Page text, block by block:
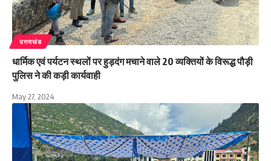
उत्तराखंड
धार्मिक एवं पर्यटन स्थलों पर हुड़दंग मचाने वाले 20 व्यक्तियों के विरूद्ध पौड़ी
पुलिस ने की कड़ी कार्यवाही
May 27, 2024